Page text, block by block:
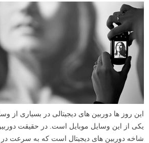
این روز ها دوربین های دیجیتالی در بسیاری از
یکی از این وسایل موبایل است. در حقیقت
شاخه دوربین های دیجیتال است که به سرعت